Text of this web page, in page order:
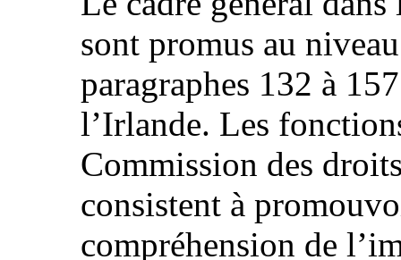
sont promus au
paragraphes 132 à
l’Irlande. Les
Commission des
consistent à
compréhension de